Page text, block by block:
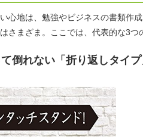
心地は、勉強やビジネスの書類作
さまざま。ここでは、代表的な3つ
倒れない「折り返しタイプ